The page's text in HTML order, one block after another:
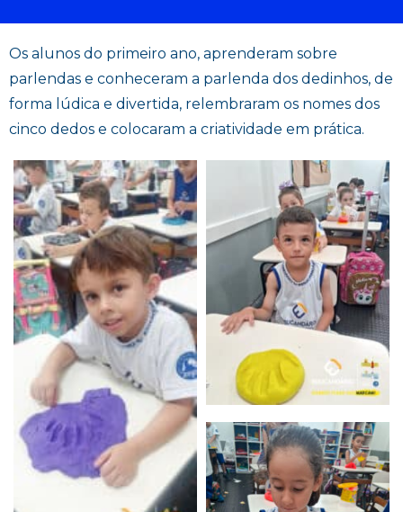
Os alunos do primeiro ano, aprenderam sobre
parlendas e conheceram a parlenda dos dedinhos, de
forma lúdica e divertida, relembraram os nomes dos
cinco dedos e colocaram a criatividade em prática.